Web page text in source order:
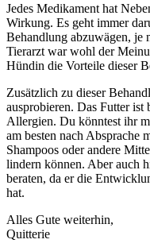
Jedes Medikament hat
Wirkung. Es geht immer
Behandlung abzuwägen, je
Tierarzt war wohl der
Hündin die Vorteile dieser
Zusätzlich zu dieser
ausprobieren. Das Futter
Allergien. Du könntest ihr
am besten nach Absprache
Shampoos oder andere
lindern können. Aber auch
beraten, da er die
hat.
Alles Gute weiterhin,
Quitterie